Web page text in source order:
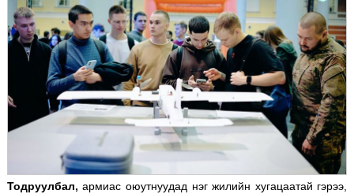
Тодруулбал, армиас оюутнуудад нэг жилийн хугацаатай гэрээ,